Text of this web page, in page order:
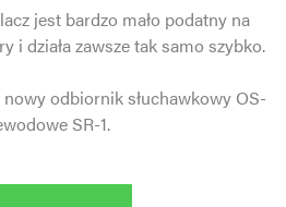
jest bardzo mało podatny na
i działa zawsze tak samo szybko.
odbiornik słuchawkowy OS-
SR-1.